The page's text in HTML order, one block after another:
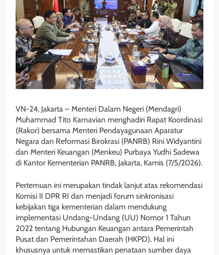
VN-24, Jakarta – Menteri Dalam Negeri (Mendagri)
Muhammad Tito Karnavian menghadiri Rapat Koordinasi
(Rakor) bersama Menteri Pendayagunaan Aparatur
Negara dan Reformasi Birokrasi (PANRB) Rini Widyantini
dan Menteri Keuangan (Menkeu) Purbaya Yudhi Sadewa
di Kantor Kementerian PANRB, Jakarta, Kamis (7/5/2026).
Pertemuan ini merupakan tindak lanjut atas rekomendasi
Komisi II DPR RI dan menjadi forum sinkronisasi
kebijakan tiga kementerian dalam mendukung
implementasi Undang-Undang (UU) Nomor 1 Tahun
2022 tentang Hubungan Keuangan antara Pemerintah
Pusat dan Pemerintahan Daerah (HKPD). Hal ini
khususnya untuk memastikan penataan sumber daya